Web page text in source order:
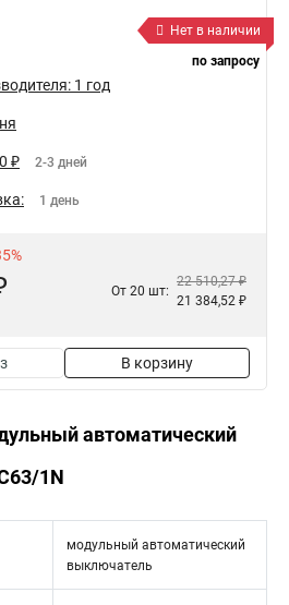
Нет в наличии
по запросу
1 год
₽ 2-3 дней
1 день
От 20 шт:
22 510,27 ₽
21 384,52 ₽
В корзину
автоматический
1N
модульный автоматический
выключатель